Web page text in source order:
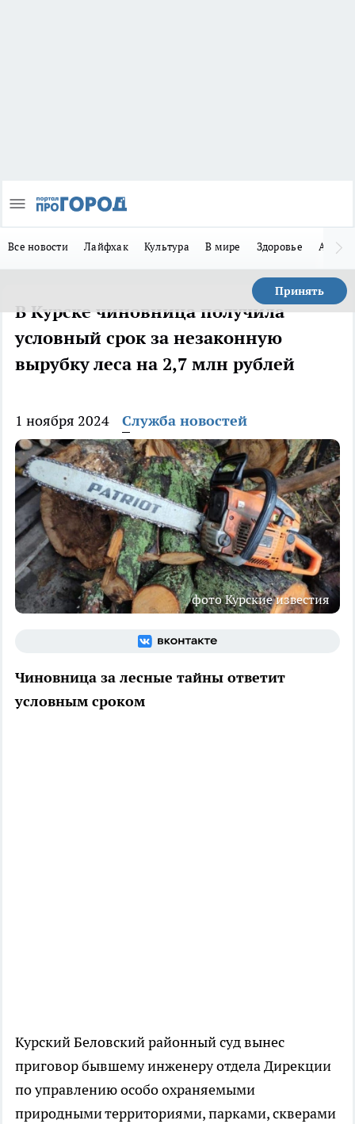
Все новости Лайфхак Культура В мире Здоровье Авто
Принять
В Курске чиновница получила
условный срок за незаконную
вырубку леса на 2,7 млн рублей
1 ноября 2024 Служба новостей
фото Курские известия
Чиновница за лесные тайны ответит
условным сроком
Курский Беловский районный суд вынес
приговор бывшему инженеру отдела Дирекции
по управлению особо охраняемыми
природными территориями, парками, скверами